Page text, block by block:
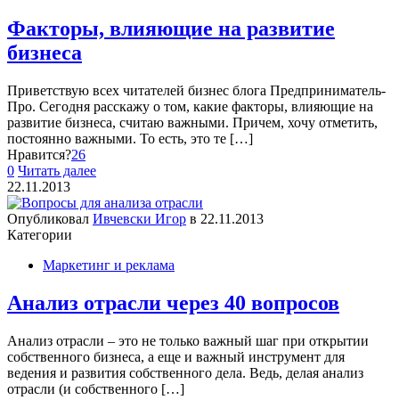
Факторы, влияющие на развитие
бизнеса
Приветствую всех читателей бизнес блога Предприниматель-
Про. Сегодня расскажу о том, какие факторы, влияющие на
развитие бизнеса, считаю важными. Причем, хочу отметить,
постоянно важными. То есть, это те […]
Нравится?26
0 Читать далее
22.11.2013
Опубликовал Ивчевски Игор в 22.11.2013
Категории
Маркетинг и реклама
Анализ отрасли через 40 вопросов
Анализ отрасли – это не только важный шаг при открытии
собственного бизнеса, а еще и важный инструмент для
ведения и развития собственного дела. Ведь, делая анализ
отрасли (и собственного […]